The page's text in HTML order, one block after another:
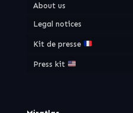
About us
Legal notices
Kit de presse
Press kit